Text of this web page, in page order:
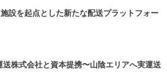
設を起点とした新たな配送プラットフォー
株式会社と資本提携〜山陰エリアへ実運送